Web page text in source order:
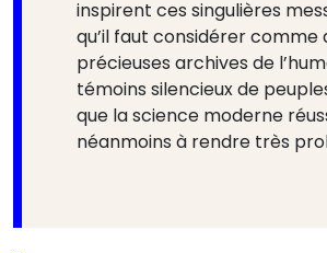
inspirent ces singulières
qu’il faut considérer comme
précieuses archives de
témoins silencieux de
que la science moderne
néanmoins à rendre très